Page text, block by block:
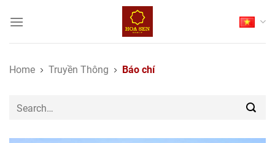
Home Truyền Thông Báo chí